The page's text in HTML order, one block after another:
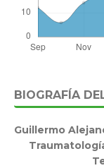
BIOGRAFÍA
Guillermo